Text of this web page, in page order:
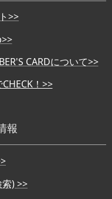
>>
CARDについて>>
！>>
報
) >>